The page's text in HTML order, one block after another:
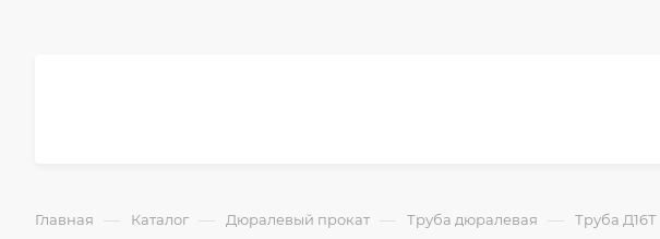
Главная — Каталог — Дюралевый прокат — Труба дюралевая — Труба Д16Т